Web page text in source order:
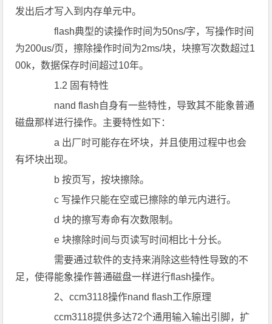
发出后才写入到内存单元中。
flash典型的读操作时间为50ns/字，写操作时间
为200us/页，擦除操作时间为2ms/块，块擦写次数超过1
00k，数据保存时间超过10年。
1.2 固有特性
nand flash自身有一些特性，导致其不能象普通
磁盘那样进行操作。主要特性如下：
a 出厂时可能存在坏块，并且使用过程中也会
有坏块出现。
b 按页写，按块擦除。
c 写操作只能在空或已擦除的单元内进行。
d 块的擦写寿命有次数限制。
e 块擦除时间与页读写时间相比十分长。
需要通过软件的支持来消除这些特性导致的不
足，使得能象操作普通磁盘一样进行flash操作。
2、ccm3118操作nand flash工作原理
ccm3118提供多达72个通用输入输出引脚，扩